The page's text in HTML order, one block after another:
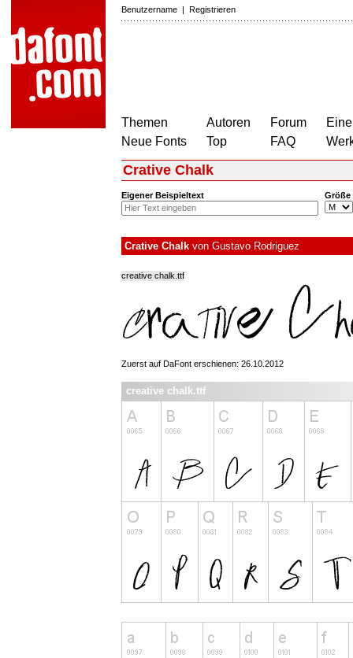
Benutzername | Registrieren
Themen
Neue Fonts
Autoren
Top
Forum
FAQ
Crative Chalk
Eigener Beispieltext Größe
Crative Chalk von Gustavo Rodriguez
creative chalk.ttf
Zuerst auf DaFont erschienen: 26.10.2012
creative chalk.ttf